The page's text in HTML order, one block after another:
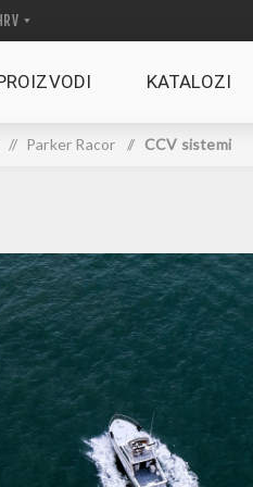
KATALOZI
/ Parker Racor / CCV sistemi